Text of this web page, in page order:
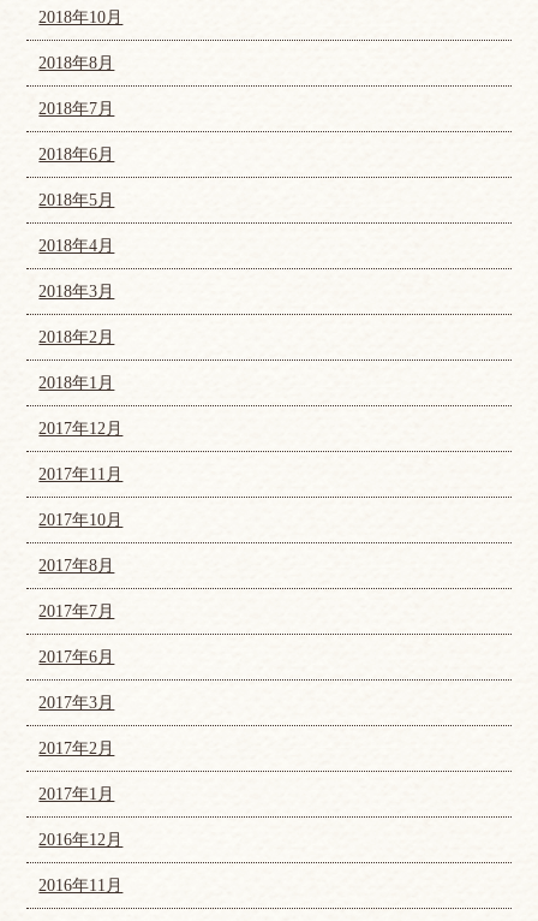
2018年10月
2018年8月
2018年7月
2018年6月
2018年5月
2018年4月
2018年3月
2018年2月
2018年1月
2017年12月
2017年11月
2017年10月
2017年8月
2017年7月
2017年6月
2017年3月
2017年2月
2017年1月
2016年12月
2016年11月